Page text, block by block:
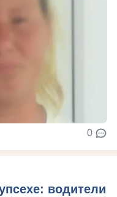
0
водители